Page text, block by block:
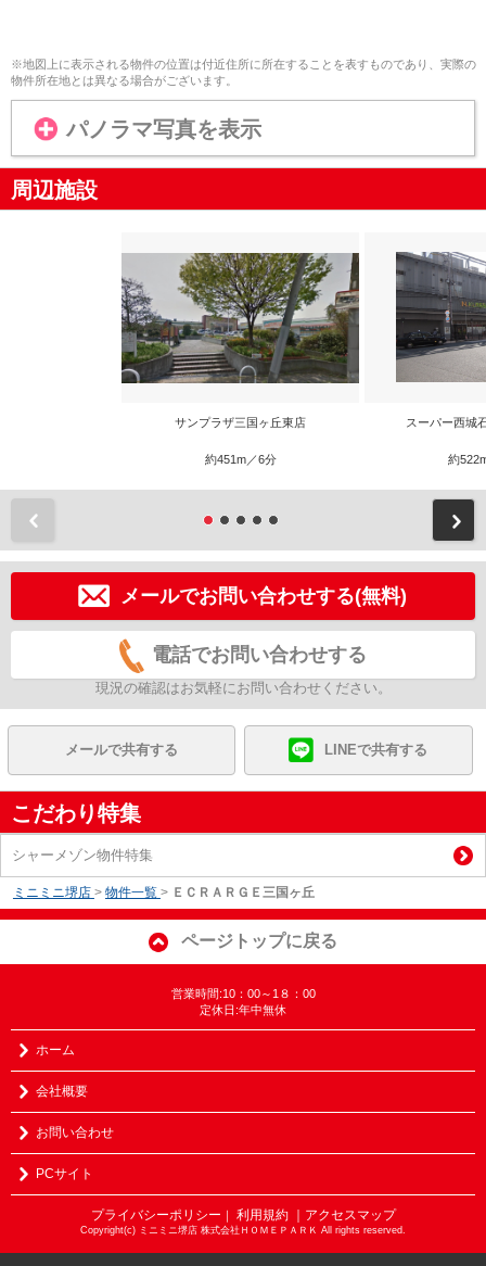
※地図上に表示される物件の位置は付近住所に所在することを表すものであり、実際の
物件所在地とは異なる場合がございます。
パノラマ写真を表示
周辺施設
サンプラザ三国ヶ丘東店
約451m／6分
スーパー西城
約
メールでお問い合わせする(無料)
電話でお問い合わせする
現況の確認はお気軽にお問い合わせください。
メールで共有する LINEで共有する
こだわり特集
シャーメゾン物件特集
ミニミニ堺店 > 物件一覧 > ＥＣＲＡＲＧＥ三国ヶ丘
ページトップに戻る
営業時間:10：00～1８：00
定休日:年中無休
ホーム
会社概要
お問い合わせ
PCサイト
プライバシーポリシー 利用規約 ｜アクセスマップ
Copyright(c) ミニミニ堺店 株式会社ＨＯＭＥＰＡＲＫ All rights reserved.